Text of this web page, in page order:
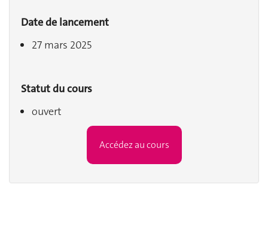
Date de lancement
27 mars 2025
Statut du cours
ouvert
Accédez au cours